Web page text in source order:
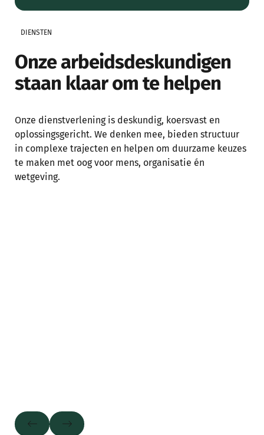
DIENSTEN
Onze arbeidsdeskundigen
staan klaar om te helpen
Onze dienstverlening is deskundig, koersvast en
oplossingsgericht. We denken mee, bieden structuur
in complexe trajecten en helpen om duurzame keuzes
te maken met oog voor mens, organisatie én
wetgeving.
Button TextButton Text